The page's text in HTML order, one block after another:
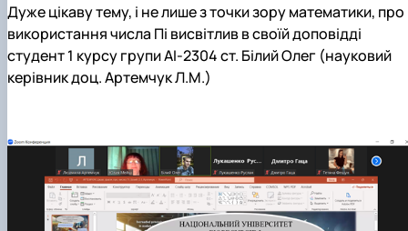
Дуже цікаву тему, і не лише з точки зору математики, про
використання числа Пі висвітлив в своїй доповідді
студент 1 курсу групи АІ-2304 ст. Білий Олег (науковий
керівник доц. Артемчук Л.М.)